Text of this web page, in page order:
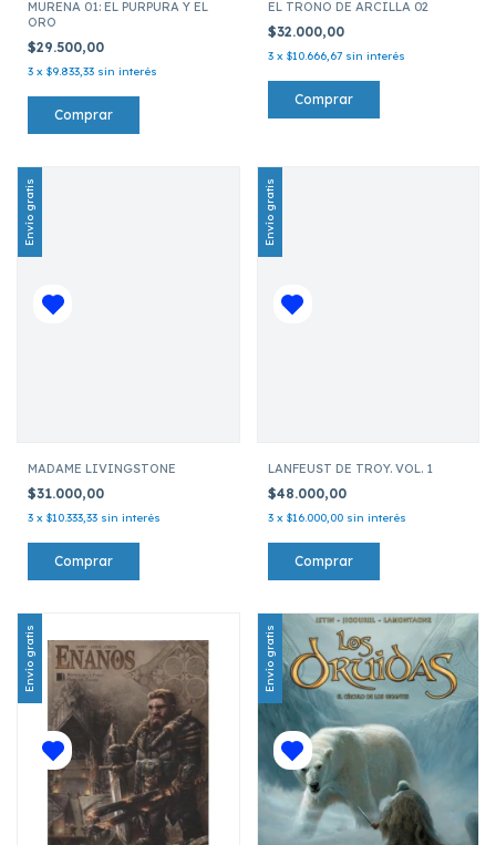
MURENA 01: EL PURPURA Y EL
ORO
$29.500,00
3 x $9.833,33 sin interés
EL TRONO DE ARCILLA 02
$32.000,00
3 x $10.666,67 sin interés
Envío gratis
MADAME LIVINGSTONE
$31.000,00
3 x $10.333,33 sin interés
Envío gratis
LANFEUST DE TROY. VOL. 1
$48.000,00
3 x $16.000,00 sin interés
Envío gratis Envío gratis